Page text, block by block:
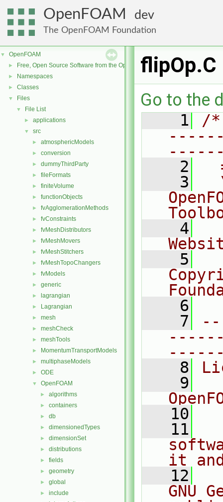
OpenFOAM dev
The OpenFOAM Foundation
▼ OpenFOAM
► Free, Open Source Software from the OpenFOAM Foundation
► Namespaces
► Classes
▼ Files
▼ File List
► applications
▼ src
► atmosphericModels
► conversion
► dummyThirdParty
► fileFormats
► finiteVolume
► functionObjects
► fvAgglomerationMethods
► fvConstraints
► fvMeshDistributors
► fvMeshMovers
► fvMeshStitchers
► fvMeshTopoChangers
► fvModels
► generic
► lagrangian
► Lagrangian
► mesh
► meshCheck
► meshTools
► MomentumTransportModels
► multiphaseModels
► ODE
▼ OpenFOAM
► algorithms
► containers
► db
► dimensionedTypes
► dimensionSet
► distributions
► fields
► geometry
► global
► include
flipOp.C
Go to the
    1
/
    2
    3
    4
    5
    6
    7
    8
    9
   10
   11
it
   12
GNU